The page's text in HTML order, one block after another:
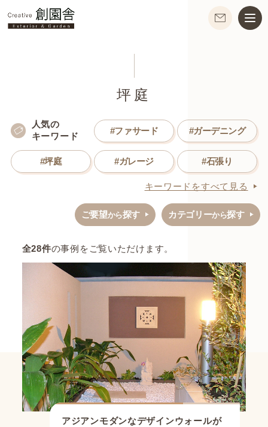
坪庭
人気の
キーワード
#ファサード #ガーデニング
#坪庭 #ガレージ #石張り
キーワードをすべて見る
ご要望から探す カテゴリーから探す
全28件の事例をご覧いただけます。
アジアンモダンなデザインウォールが